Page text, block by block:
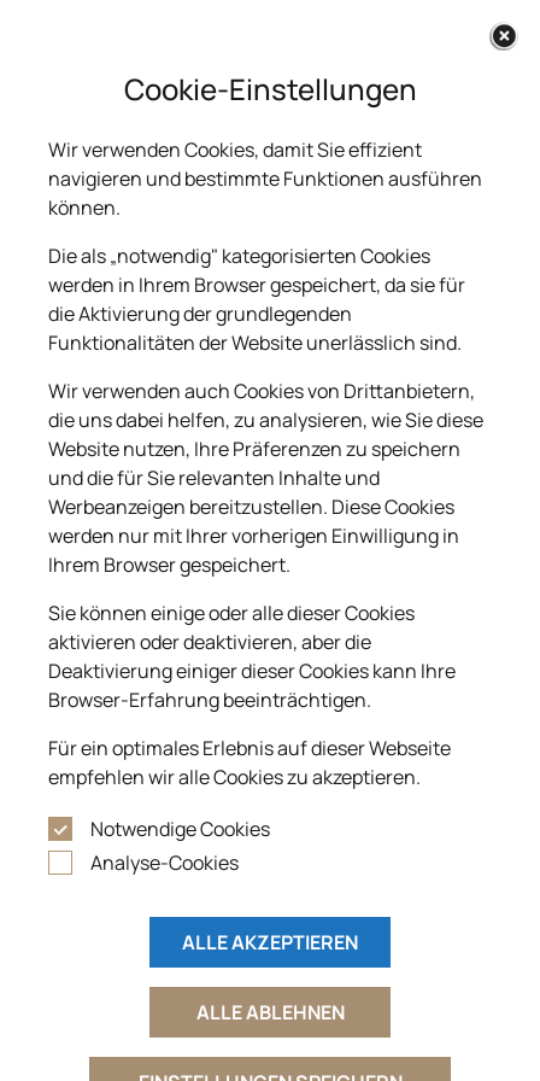
Cookie-Einstellungen
Wir verwenden Cookies, damit Sie effizient
navigieren und bestimmte Funktionen ausführen
können.
Die als „notwendig" kategorisierten Cookies
werden in Ihrem Browser gespeichert, da sie für
die Aktivierung der grundlegenden
Funktionalitäten der Website unerlässlich sind.
Wir verwenden auch Cookies von Drittanbietern,
die uns dabei helfen, zu analysieren, wie Sie diese
Website nutzen, Ihre Präferenzen zu speichern
und die für Sie relevanten Inhalte und
Werbeanzeigen bereitzustellen. Diese Cookies
werden nur mit Ihrer vorherigen Einwilligung in
Ihrem Browser gespeichert.
Sie können einige oder alle dieser Cookies
aktivieren oder deaktivieren, aber die
Deaktivierung einiger dieser Cookies kann Ihre
Browser-Erfahrung beeinträchtigen.
Für ein optimales Erlebnis auf dieser Webseite
empfehlen wir alle Cookies zu akzeptieren.
Notwendige Cookies
Analyse-Cookies
ALLE AKZEPTIEREN
ALLE ABLEHNEN